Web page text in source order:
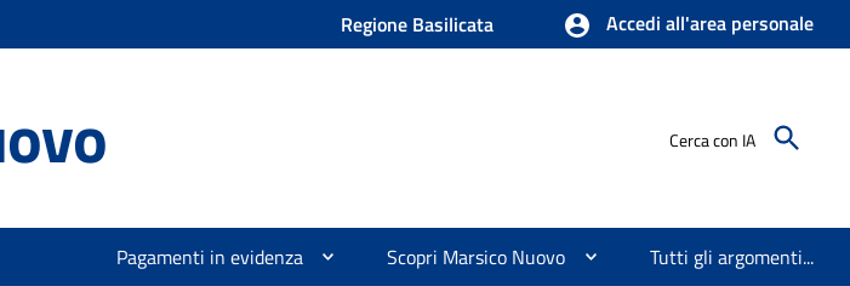
Regione Basilicata Accedi all'area personale
Cerca con IA
Pagamenti in evidenza Scopri Marsico Nuovo Tutti gli argomenti...